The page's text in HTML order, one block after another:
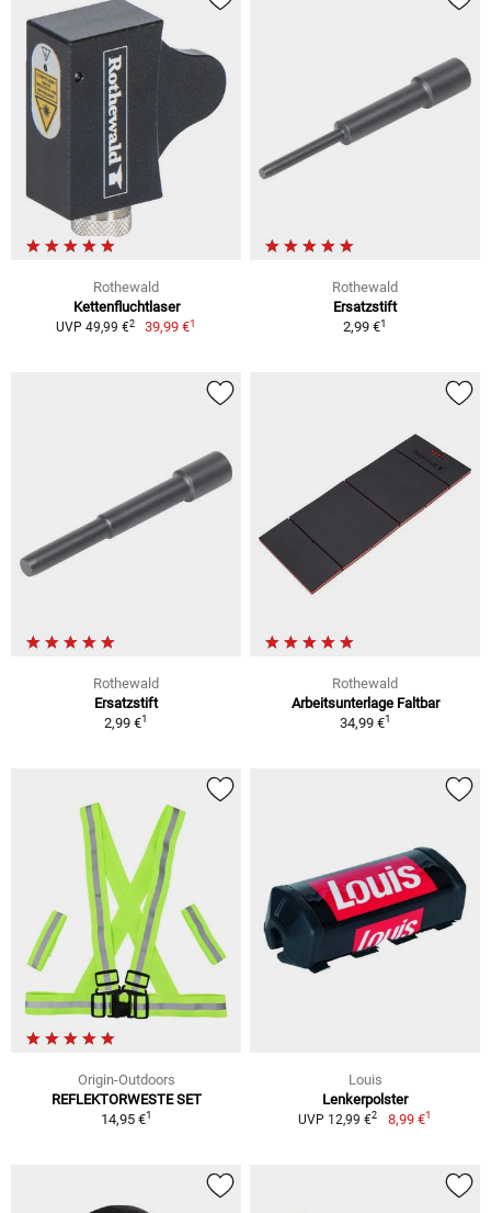
Rothewald
Kettenfluchtlaser
UVP 49,99 €2 39,99 €1
Rothewald
Ersatzstift
2,99 €1
Rothewald
Ersatzstift
2,99 €1
Rothewald
Arbeitsunterlage Faltbar
34,99 €1
Origin-Outdoors
REFLEKTORWESTE SET
14,95 €1
Louis
Lenkerpolster
UVP 12,99 €2 8,99 €1